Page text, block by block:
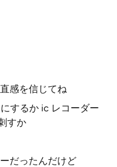
感を信じてね
するか ic レコーダー
すか
だったんだけど